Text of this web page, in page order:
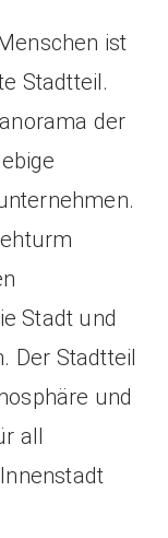
ist
Stadtteil.
der
Stadt und
Der Stadtteil
und
all